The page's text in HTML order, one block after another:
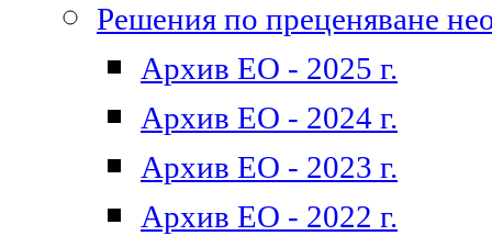
Решения по преценяване
Архив ЕО - 2025 г.
Архив ЕО - 2024 г.
Архив ЕО - 2023 г.
Архив ЕО - 2022 г.